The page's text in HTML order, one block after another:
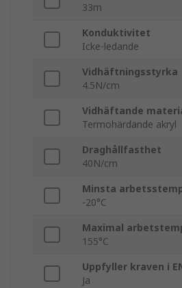
33m
Konduktivitet
Icke-ledande
Vidhäftningsstyrka
4.5N/cm
Vidhäftande
Termohärdande akryl
Draghållfasthet
40N/cm
Minsta
-20°C
Maximal
155°C
Uppfyller kraven i
Ja